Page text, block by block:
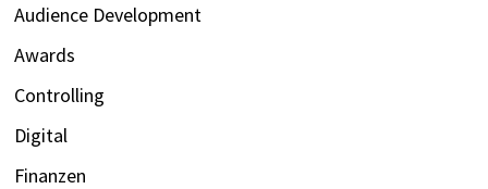
Audience Development
Awards
Controlling
Digital
Finanzen